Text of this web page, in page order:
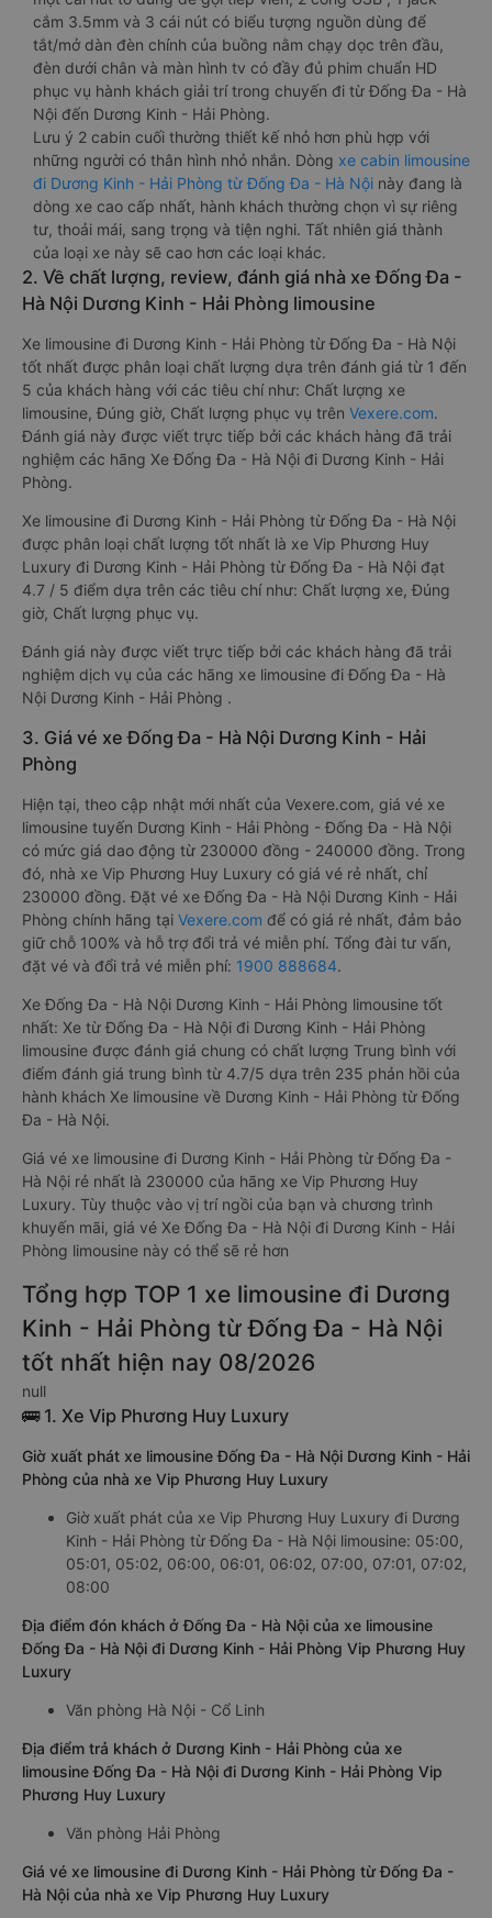
cắm 3.5mm và 3 cái nút có biểu tượng nguồn dùng để
tắt/mở dàn đèn chính của buồng nằm chạy dọc trên đầu,
đèn dưới chân và màn hình tv có đầy đủ phim chuẩn HD
phục vụ hành khách giải trí trong chuyến đi từ Đống Đa - Hà
Nội đến Dương Kinh - Hải Phòng.
Lưu ý 2 cabin cuối thường thiết kế nhỏ hơn phù hợp với
những người có thân hình nhỏ nhắn. Dòng xe cabin limousine
đi Dương Kinh - Hải Phòng từ Đống Đa - Hà Nội này đang là
dòng xe cao cấp nhất, hành khách thường chọn vì sự riêng
tư, thoải mái, sang trọng và tiện nghi. Tất nhiên giá thành
của loại xe này sẽ cao hơn các loại khác.
2. Về chất lượng, review, đánh giá nhà xe Đống Đa -
Hà Nội Dương Kinh - Hải Phòng limousine
Xe limousine đi Dương Kinh - Hải Phòng từ Đống Đa - Hà Nội
tốt nhất được phân loại chất lượng dựa trên đánh giá từ 1 đến
5 của khách hàng với các tiêu chí như: Chất lượng xe
limousine, Đúng giờ, Chất lượng phục vụ trên Vexere.com.
Đánh giá này được viết trực tiếp bởi các khách hàng đã trải
nghiệm các hãng Xe Đống Đa - Hà Nội đi Dương Kinh - Hải
Phòng.
Xe limousine đi Dương Kinh - Hải Phòng từ Đống Đa - Hà Nội
được phân loại chất lượng tốt nhất là xe Vip Phương Huy
Luxury đi Dương Kinh - Hải Phòng từ Đống Đa - Hà Nội đạt
4.7 / 5 điểm dựa trên các tiêu chí như: Chất lượng xe, Đúng
giờ, Chất lượng phục vụ.
Đánh giá này được viết trực tiếp bởi các khách hàng đã trải
nghiệm dịch vụ của các hãng xe limousine đi Đống Đa - Hà
Nội Dương Kinh - Hải Phòng .
3. Giá vé xe Đống Đa - Hà Nội Dương Kinh - Hải
Phòng
Hiện tại, theo cập nhật mới nhất của Vexere.com, giá vé xe
limousine tuyến Dương Kinh - Hải Phòng - Đống Đa - Hà Nội
có mức giá dao động từ 230000 đồng - 240000 đồng. Trong
đó, nhà xe Vip Phương Huy Luxury có giá vé rẻ nhất, chỉ
230000 đồng. Đặt vé xe Đống Đa - Hà Nội Dương Kinh - Hải
Phòng chính hãng tại Vexere.com để có giá rẻ nhất, đảm bảo
giữ chỗ 100% và hỗ trợ đổi trả vé miễn phí. Tổng đài tư vấn,
đặt vé và đổi trả vé miễn phí: 1900 888684.
Xe Đống Đa - Hà Nội Dương Kinh - Hải Phòng limousine tốt
nhất: Xe từ Đống Đa - Hà Nội đi Dương Kinh - Hải Phòng
limousine được đánh giá chung có chất lượng Trung bình với
điểm đánh giá trung bình từ 4.7/5 dựa trên 235 phản hồi của
hành khách Xe limousine về Dương Kinh - Hải Phòng từ Đống
Đa - Hà Nội.
Giá vé xe limousine đi Dương Kinh - Hải Phòng từ Đống Đa -
Hà Nội rẻ nhất là 230000 của hãng xe Vip Phương Huy
Luxury. Tùy thuộc vào vị trí ngồi của bạn và chương trình
khuyến mãi, giá vé Xe Đống Đa - Hà Nội đi Dương Kinh - Hải
Phòng limousine này có thể sẽ rẻ hơn
Tổng hợp TOP 1 xe limousine đi Dương
Kinh - Hải Phòng từ Đống Đa - Hà Nội
tốt nhất hiện nay 08/2026
null
🚌 1. Xe Vip Phương Huy Luxury
Giờ xuất phát xe limousine Đống Đa - Hà Nội Dương Kinh - Hải
Phòng của nhà xe Vip Phương Huy Luxury
Giờ xuất phát của xe Vip Phương Huy Luxury đi Dương
Kinh - Hải Phòng từ Đống Đa - Hà Nội limousine: 05:00,
05:01, 05:02, 06:00, 06:01, 06:02, 07:00, 07:01, 07:02,
08:00
Địa điểm đón khách ở Đống Đa - Hà Nội của xe limousine
Đống Đa - Hà Nội đi Dương Kinh - Hải Phòng Vip Phương Huy
Luxury
Văn phòng Hà Nội - Cổ Linh
Địa điểm trả khách ở Dương Kinh - Hải Phòng của xe
limousine Đống Đa - Hà Nội đi Dương Kinh - Hải Phòng Vip
Phương Huy Luxury
Văn phòng Hải Phòng
Giá vé xe limousine đi Dương Kinh - Hải Phòng từ Đống Đa -
Hà Nội của nhà xe Vip Phương Huy Luxury